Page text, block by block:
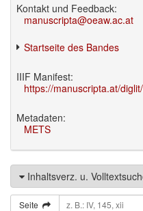
Kontakt und Feedback:
manuscripta@oeaw.ac.at
Startseite des Bandes
IIIF Manifest:
https://manuscripta.at/
Metadaten:
METS
Inhaltsverz. u.
Seite